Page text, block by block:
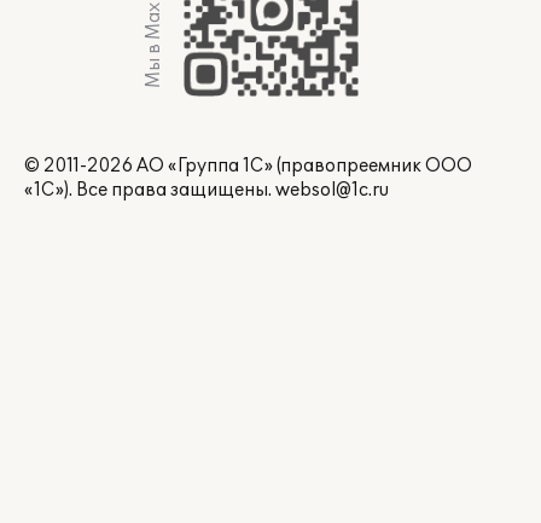
Мы в Max
© 2011-2026 АО «Группа 1С» (правопреемник ООО
«1С»). Все права защищены. websol@1c.ru